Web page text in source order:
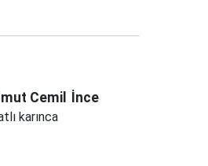
Cemil İnce
karınca